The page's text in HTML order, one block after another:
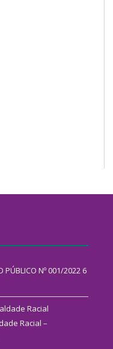
PÚBLICO Nº 001/2022 6
Racial
Racial –